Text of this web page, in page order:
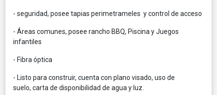
- seguridad, posee tapias perimetrameles y control de acceso
- Áreas comunes, posee rancho BBQ, Piscina y Juegos
infantiles
- Fibra óptica
- Listo para construir, cuenta con plano visado, uso de
suelo, carta de disponibilidad de agua y luz.